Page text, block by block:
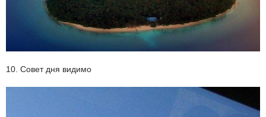
10. Совет дня видимо